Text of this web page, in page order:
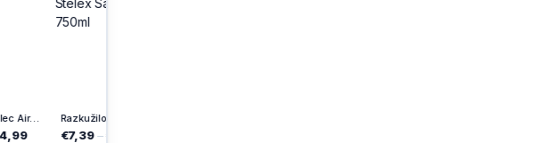
Razkužilo za roke in površine Stelex Saniform, 750ml
€7,39 –€8,54